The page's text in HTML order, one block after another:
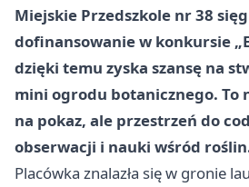
Miejskie Przedszkole nr 38
dofinansowanie w konkursie
dzięki temu zyska szansę na
mini ogrodu botanicznego. To
na pokaz, ale przestrzeń do
obserwacji i nauki wśród
Placówka znalazła się w gronie